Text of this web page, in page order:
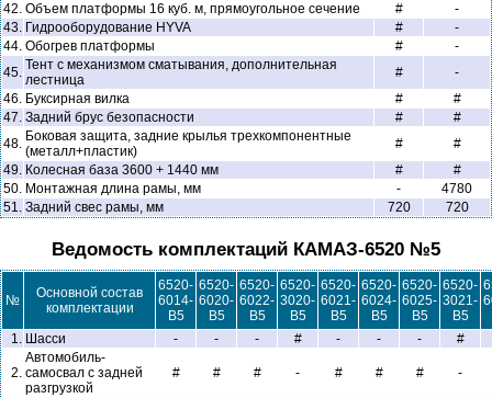
42. Объем платформы 16 куб. м, прямоугольное сечение #
-
43. Гидрооборудование HYVA #
-
44. Обогрев платформы #
-
45. Тент с механизмом сматывания, дополнительная
лестница
#
-
46. Буксирная вилка #
#
47. Задний брус безопасности #
#
48. Боковая защита, задние крылья трехкомпонентные
(металл+пластик)
#
#
49. Колесная база 3600 + 1440 мм #
#
50. Монтажная длина рамы, мм -
4780
51. Задний свес рамы, мм 720 720
Ведомость комплектаций КАМАЗ-6520 №5
№
Основной состав
комплектации
6520-
6014-
В5
6520-
6020-
В5
6520-
6022-
В5
6520-
3020-
В5
6520-
6021-
В5
6520-
6024-
В5
6520-
6025-
В5
6520-
3021-
В5
1. Шасси - - - # - - - #
2.
Автомобиль-
самосвал с задней
разгрузкой
# # # - # # # -